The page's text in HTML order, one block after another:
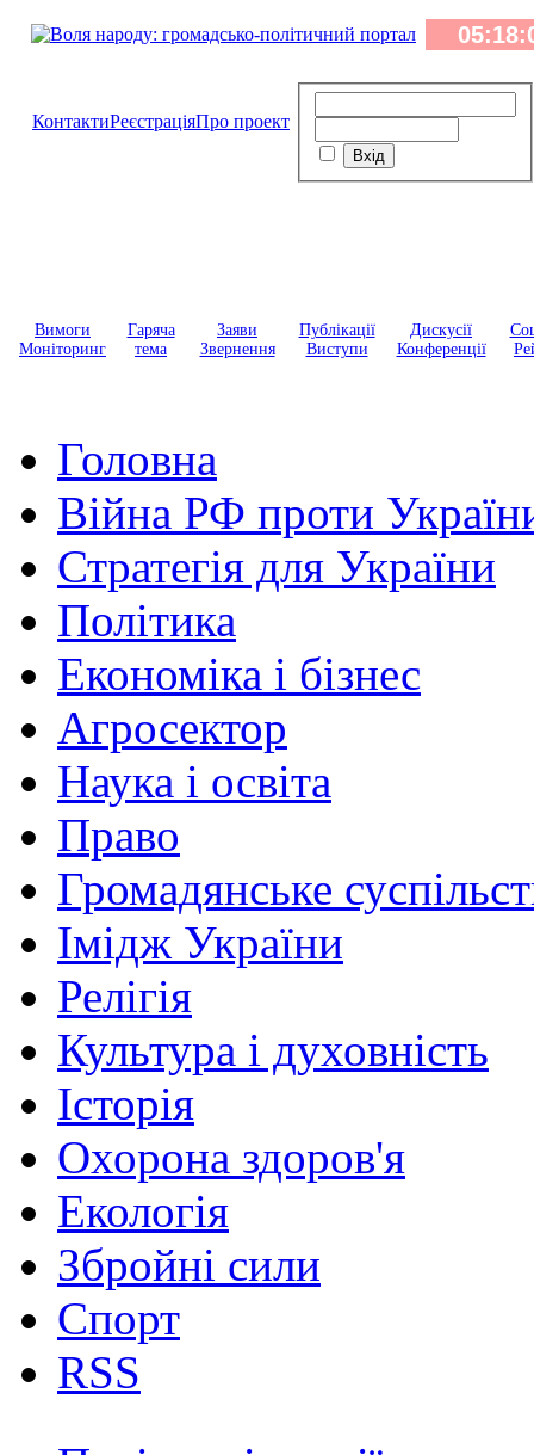
КонтактиРеєстраціяПро проект
Вимоги
Моніторинг
Гаряча
тема
Заяви
Звернення
Публікації
Виступи
Дискусії
Конференції
Головна
Війна РФ проти
Стратегія для України
Політика
Економіка і бізнес
Агросектор
Наука і освіта
Право
Громадянське
Імідж України
Релігія
Культура і духовність
Історія
Охорона здоров'я
Екологія
Збройні сили
Спорт
RSS